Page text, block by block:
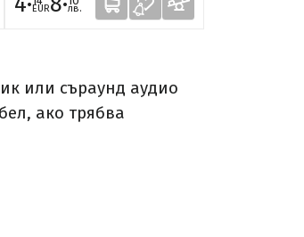
EUR лв.
или съраунд аудио
ако трябва